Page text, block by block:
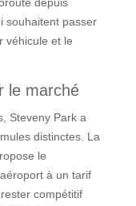
depuis
souhaitent passer
véhicule et le
le marché
Steveny Park a
distinctes. La
le
à un tarif
compétitif